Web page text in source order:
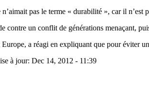
pas le terme « durabilité », car il
contre un conflit de générations menaçant,
a réagi en expliquant que pour éviter
à jour: Dec 14, 2012 - 11:39